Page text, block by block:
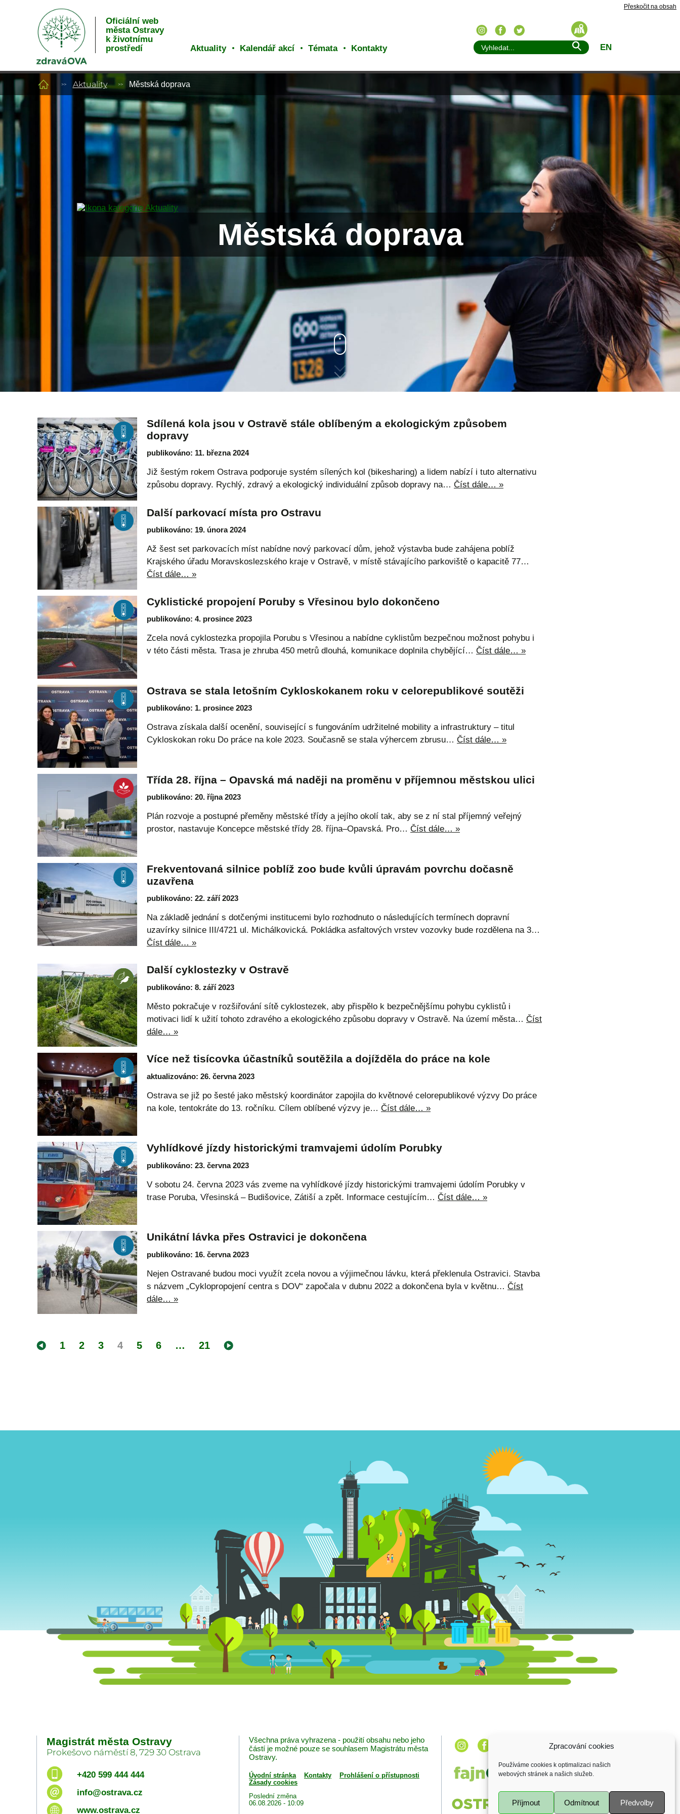
Zpracování cookies
Používáme cookies k optimalizaci našich
webových stránek a našich služeb.
Příjmout Odmítnout Předvolby
Přeskočit na obsah
Oficiální web
města Ostravy
k životnímu
prostředí
Aktuality Kalendář akcí Témata Kontakty EN
Aktuality Městská doprava
Městská doprava
Sdílená kola jsou v Ostravě stále oblíbeným a ekologickým způsobem
dopravy
publikováno: 11. března 2024
Již šestým rokem Ostrava podporuje systém sílených kol (bikesharing) a lidem nabízí i tuto alternativu
způsobu dopravy. Rychlý, zdravý a ekologický individuální způsob dopravy na… Číst dále… »
Další parkovací místa pro Ostravu
publikováno: 19. února 2024
Až šest set parkovacích míst nabídne nový parkovací dům, jehož výstavba bude zahájena poblíž
Krajského úřadu Moravskoslezského kraje v Ostravě, v místě stávajícího parkoviště o kapacitě 77…
Číst dále… »
Cyklistické propojení Poruby s Vřesinou bylo dokončeno
publikováno: 4. prosince 2023
Zcela nová cyklostezka propojila Porubu s Vřesinou a nabídne cyklistům bezpečnou možnost pohybu i
v této části města. Trasa je zhruba 450 metrů dlouhá, komunikace doplnila chybějící… Číst dále… »
Ostrava se stala letošním Cykloskokanem roku v celorepublikové soutěži
publikováno: 1. prosince 2023
Ostrava získala další ocenění, související s fungováním udržitelné mobility a infrastruktury – titul
Cykloskokan roku Do práce na kole 2023. Současně se stala výhercem zbrusu… Číst dále… »
Třída 28. října – Opavská má naději na proměnu v příjemnou městskou ulici
publikováno: 20. října 2023
Plán rozvoje a postupné přeměny městské třídy a jejího okolí tak, aby se z ní stal příjemný veřejný
prostor, nastavuje Koncepce městské třídy 28. října–Opavská. Pro… Číst dále… »
Frekventovaná silnice poblíž zoo bude kvůli úpravám povrchu dočasně
uzavřena
publikováno: 22. září 2023
Na základě jednání s dotčenými institucemi bylo rozhodnuto o následujících termínech dopravní
uzavírky silnice III/4721 ul. Michálkovická. Pokládka asfaltových vrstev vozovky bude rozdělena na 3…
Číst dále… »
Další cyklostezky v Ostravě
publikováno: 8. září 2023
Město pokračuje v rozšiřování sítě cyklostezek, aby přispělo k bezpečnějšímu pohybu cyklistů i
motivaci lidí k užití tohoto zdravého a ekologického způsobu dopravy v Ostravě. Na území města… Číst
dále… »
Více než tisícovka účastníků soutěžila a dojížděla do práce na kole
aktualizováno: 26. června 2023
Ostrava se již po šesté jako městský koordinátor zapojila do květnové celorepublikové výzvy Do práce
na kole, tentokráte do 13. ročníku. Cílem oblíbené výzvy je… Číst dále… »
Vyhlídkové jízdy historickými tramvajemi údolím Porubky
publikováno: 23. června 2023
V sobotu 24. června 2023 vás zveme na vyhlídkové jízdy historickými tramvajemi údolím Porubky v
trase Poruba, Vřesinská – Budišovice, Zátiší a zpět. Informace cestujícím… Číst dále… »
Unikátní lávka přes Ostravici je dokončena
publikováno: 16. června 2023
Nejen Ostravané budou moci využít zcela novou a výjimečnou lávku, která překlenula Ostravici. Stavba
s názvem „Cyklopropojení centra s DOV“ započala v dubnu 2022 a dokončena byla v květnu… Číst
dále… »
1 2 3 4 5 6 … 21
Magistrát města Ostravy
Prokešovo náměstí 8, 729 30 Ostrava
+420 599 444 444
info@ostrava.cz
www.ostrava.cz
Všechna práva vyhrazena - použití obsahu nebo jeho
částí je možné pouze se souhlasem Magistrátu města
Ostravy.
Úvodní stránka Kontakty
Prohlášení o přístupnosti
Zásady cookies
Poslední změna
06.08.2026 - 10:09